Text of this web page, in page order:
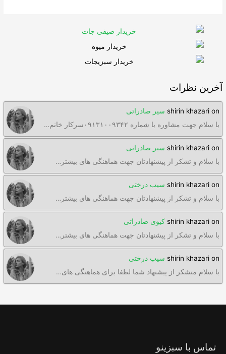
آخرین نظرات
shirin khazari on
سیر صادراتی
با سلام جهت مشاوره با شماره ۰۹۱۳۱۰۰۹۳۴۲سرکار خانم…
shirin khazari on
سیر صادراتی
با سلام و تشکر از پیشنهادتان جهت هماهنگی های بیشتر…
shirin khazari on
سیب درختی
با سلام و تشکر از پیشنهادتان جهت هماهنگی های بیشتر…
shirin khazari on
کیوی صادراتی
با سلام و تشکر از پیشنهادتان جهت هماهنگی های بیشتر…
shirin khazari on
سیب درختی
با سلام متشکر از پیشنهاد شما لطفا برای هماهنگی های…
تماس با سبزینو